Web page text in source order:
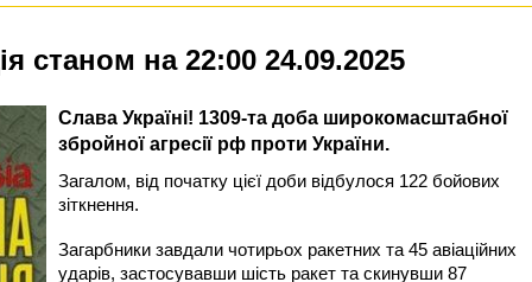
станом на 22:00 24.09.2025
Слава Україні! 1309-та доба широкомасштабної
збройної агресії рф проти України.
Загалом, від початку цієї доби відбулося 122 бойових
зіткнення.
Загарбники завдали чотирьох ракетних та 45 авіаційних
ударів, застосувавши шість ракет та скинувши 87